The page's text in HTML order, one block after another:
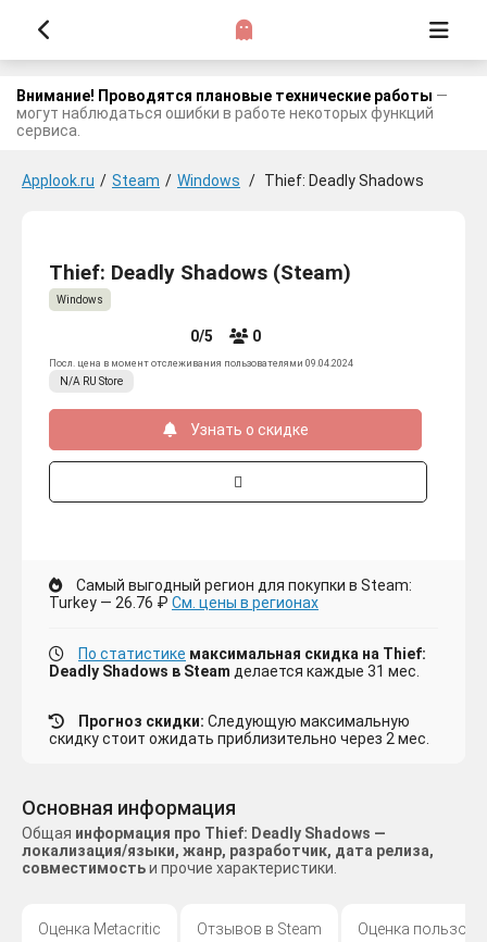
Внимание! Проводятся плановые технические работы —
могут наблюдаться ошибки в работе некоторых функций
сервиса.
Applook.ru / Steam / Windows / Thief: Deadly Shadows
Thief: Deadly Shadows (Steam)
Windows
0/5 0
Посл. цена в момент отслеживания пользователями 09.04.2024
N/A RU Store
Узнать о скидке
Самый выгодный регион для покупки в Steam:
Turkey — 26.76 ₽ См. цены в регионах
По статистике максимальная скидка на Thief:
Deadly Shadows в Steam делается каждые 31 мес.
Прогноз скидки: Следующую максимальную
скидку стоит ожидать приблизительно через 2 мес.
Основная информация
Общая информация про Thief: Deadly Shadows —
локализация/языки, жанр, разработчик, дата релиза,
совместимостьи прочие характеристики.
Оценка Metacritic
Отзывов в Steam
Оценка